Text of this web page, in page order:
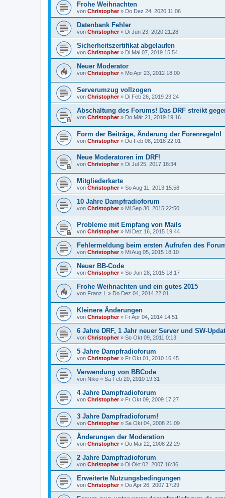
Frohe Weihnachten
von Christopher» Do Dez 24, 2020 11:06
Datenbank Fehler
von Christopher» Di Jun 23, 2020 21:28
Sicherheitszertifikat abgelaufen
von Christopher» Di Mai 07, 2019 15:54
Neuer Moderator
von Christopher» Mo Apr 23, 2012 18:00
Serverumzug vollzogen
von Christopher» Di Feb 26, 2019 23:24
Abschaltung des Forums! Das DRF streikt
von Christopher» Do Mär 21, 2019 19:16
Form der Beiträge, Änderung der Forenregeln!
von Christopher» Do Feb 08, 2018 22:01
Neue Moderatoren im DRF!
von Christopher» Di Jul 25, 2017 18:34
Mitgliederkarte
von Christopher» So Aug 11, 2013 15:58
10 Jahre Dampfradioforum
von Christopher» Mi Sep 30, 2015 22:50
Probleme mit Empfang von Mails
von Christopher» Mi Dez 16, 2015 19:44
Fehlermeldung beim ersten Aufrufen des
von Christopher» Mi Aug 05, 2015 18:10
Neuer BB-Code
von Christopher» So Jun 28, 2015 18:17
Frohe Weihnachten und ein gutes 2015
von Franz I. » Do Dez 04, 2014 22:01
Kleinere Änderungen
von Christopher» Fr Apr 04, 2014 14:51
6 Jahre DRF, 1 Jahr neuer Server und SW-
von Christopher» So Okt 09, 2011 0:13
5 Jahre Dampfradioforum
von Christopher» Fr Okt 01, 2010 16:45
Verwendung von BBCode
von Niko » Sa Feb 20, 2010 19:31
4 Jahre Dampfradioforum
von Christopher» Fr Okt 09, 2009 17:27
3 Jahre Dampfradioforum!
von Christopher» Sa Okt 04, 2008 21:09
Änderungen der Moderation
von Christopher» Do Mai 22, 2008 22:29
2 Jahre Dampfradioforum
von Christopher» Di Okt 02, 2007 16:36
Erweiterte Nutzungsbedingungen
von Christopher» Do Apr 26, 2007 17:29